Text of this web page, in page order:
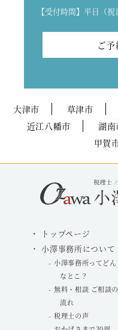
【受付時間】平日（
ご
大津市 草津市
近江八幡市
湖南
甲賀
トップページ
小澤事務所について
小澤事務所ってどん
なとこ？
無料・相談 ご相談の
流れ
税理士の声